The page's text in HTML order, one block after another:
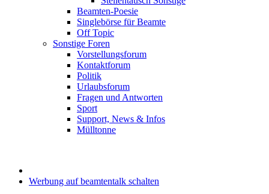
Beamten-Poesie
Singlebörse für Beamte
Off Topic
Sonstige Foren
Vorstellungsforum
Kontaktforum
Politik
Urlaubsforum
Fragen und Antworten
Sport
Support, News & Infos
Mülltonne
Werbung auf beamtentalk schalten